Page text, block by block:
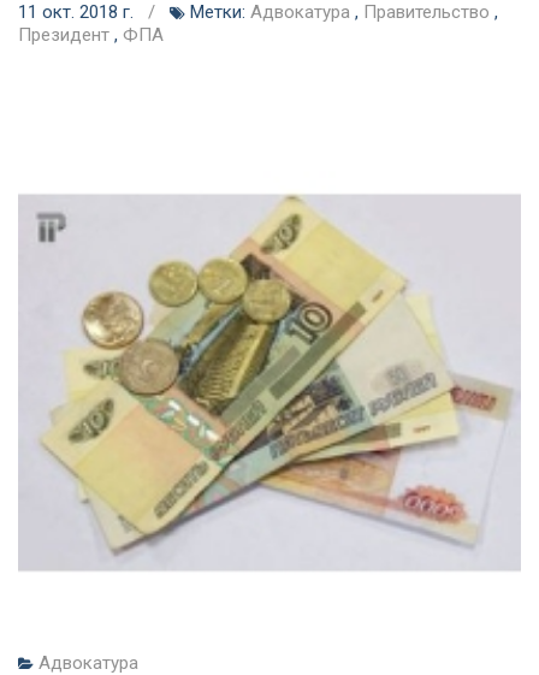
11 окт. 2018 г. / Метки: Адвокатура , Правительство ,
Президент , ФПА
Адвокатура